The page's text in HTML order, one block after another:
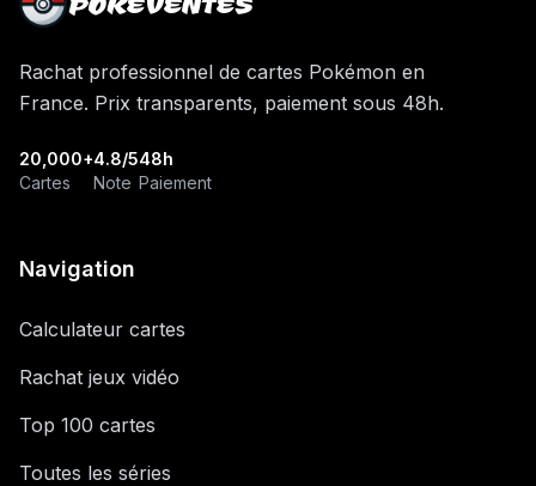
Rachat professionnel de cartes Pokémon en
France. Prix transparents, paiement sous 48h.
20,000+
Cartes
4.8/5
Note
48h
Paiement
Navigation
Calculateur cartes
Rachat jeux vidéo
Top 100 cartes
Toutes les séries